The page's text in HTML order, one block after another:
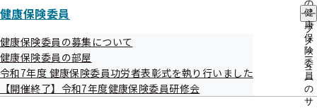
の
サ
ブ
メ
ニ
ュ
ー
健康保険委員
健
康
保
険
委
員
の
サ
健康保険委員の募集について
健康保険委員の部屋
令和7年度 健康保険委員功労者表彰式を執り行いました
【開催終了】令和7年度健康保険委員研修会
資料1-1 令和7年度平均保険料に関する論点について
資料1-2 令和7年度平均保険料に関する論点について